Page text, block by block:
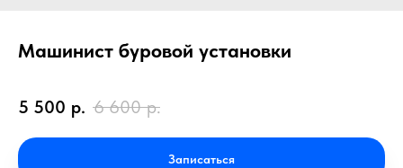
Машинист буровой установки
5 500 р. 6 600 р.
Записаться